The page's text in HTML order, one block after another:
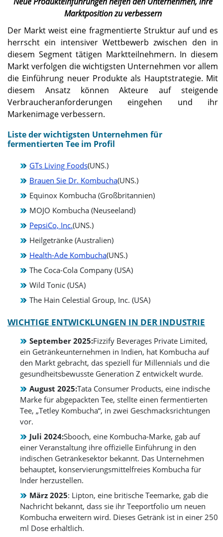
Marktposition zu verbessern
Der Markt weist eine fragmentierte Struktur auf und es
herrscht ein intensiver Wettbewerb zwischen den in
diesem Segment tätigen Marktteilnehmern. In diesem
Markt verfolgen die wichtigsten Unternehmen vor allem
die Einführung neuer Produkte als Hauptstrategie. Mit
diesem Ansatz können Akteure auf steigende
Verbraucheranforderungen eingehen und ihr
Markenimage verbessern.
Liste der wichtigsten Unternehmen für
fermentierten Tee im Profil
GTs Living Foods(UNS.)
Brauen Sie Dr. Kombucha(UNS.)
Equinox Kombucha (Großbritannien)
MOJO Kombucha (Neuseeland)
PepsiCo, Inc.(UNS.)
Heilgetränke (Australien)
Health-Ade Kombucha(UNS.)
The Coca-Cola Company (USA)
Wild Tonic (USA)
The Hain Celestial Group, Inc. (USA)
WICHTIGE ENTWICKLUNGEN IN DER INDUSTRIE
September 2025:Fizzify Beverages Private Limited,
ein Getränkeunternehmen in Indien, hat Kombucha auf
den Markt gebracht, das speziell für Millennials und die
gesundheitsbewusste Generation Z entwickelt wurde.
August 2025:Tata Consumer Products, eine indische
Marke für abgepackten Tee, stellte einen fermentierten
Tee, „Tetley Kombucha“, in zwei Geschmacksrichtungen
vor.
Juli 2024:Sbooch, eine Kombucha-Marke, gab auf
einer Veranstaltung ihre offizielle Einführung in den
indischen Getränkesektor bekannt. Das Unternehmen
behauptet, konservierungsmittelfreies Kombucha für
Inder herzustellen.
März 2025: Lipton, eine britische Teemarke, gab die
Nachricht bekannt, dass sie ihr Teeportfolio um neuen
Kombucha erweitern wird. Dieses Getränk ist in einer 250
ml Dose erhältlich.